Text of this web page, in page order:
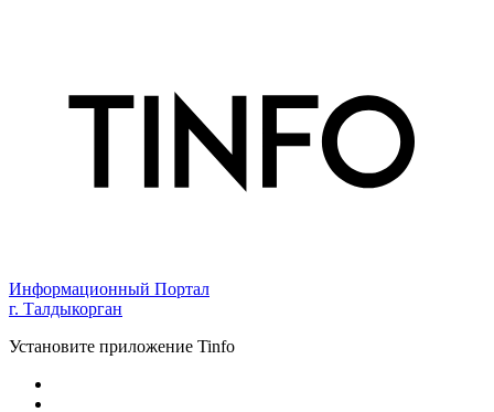
Информационный Портал
г. Талдыкорган
Установите приложение Tinfo